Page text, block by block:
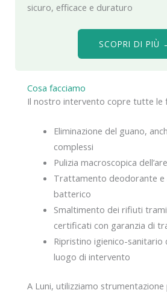
Cosa facciamo
Il nostro intervento copre tutte le
Eliminazione del guano,
complessi
Pulizia macroscopica
Trattamento deodorante
batterico
Smaltimento dei rifiuti
certificati con garanzia di
Ripristino igienico-sanitario
luogo di intervento
A Luni, utilizziamo
sicuro, efficace e duraturo
SCOPRI DI PIÙ